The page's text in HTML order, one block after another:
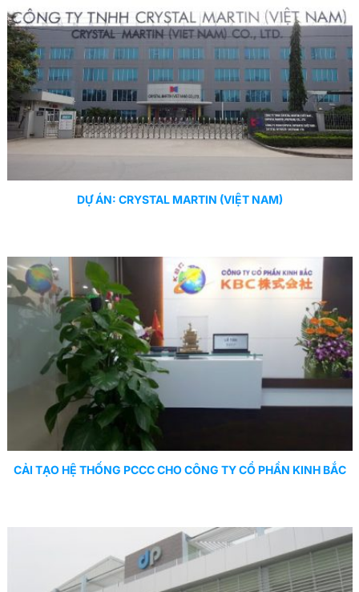
DỰ ÁN: CRYSTAL MARTIN (VIỆT NAM)
CẢI TẠO HỆ THỐNG PCCC CHO CÔNG TY CỔ PHẦN KINH BẮC